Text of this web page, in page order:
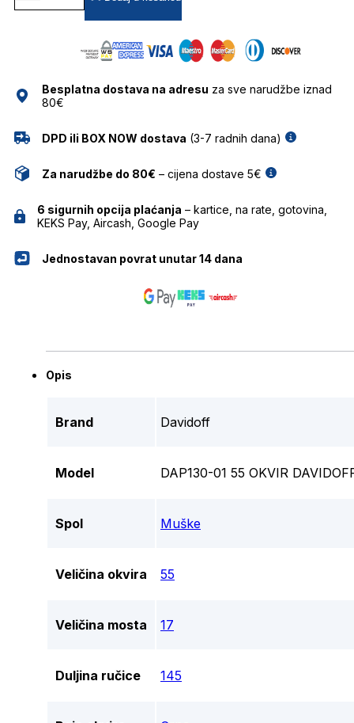
OKVIRI
Besplatna dostava na adresu za sve narudžbe iznad
80€
DPD ili BOX NOW dostava (3-7 radnih dana)
Za narudžbe do 80€ – cijena dostave 5€
6 sigurnih opcija plaćanja – kartice, na rate, gotovina,
KEKS Pay, Aircash, Google Pay
Jednostavan povrat unutar 14 dana
Opis
Brand Davidoff
Model DAP130-01 55 OKVIR
Spol Muške
Veličina okvira 55
Veličina mosta 17
Duljina ručice 145